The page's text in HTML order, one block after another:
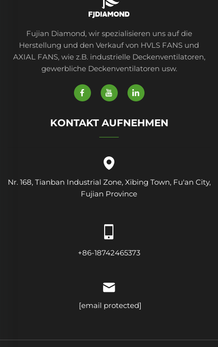
Fujian Diamond, wir spezialisieren uns auf die
Herstellung und den Verkauf von HVLS FANS und
AXIAL FANS, wie z.B. industrielle Deckenventilatoren,
gewerbliche Deckenventilatoren usw.
KONTAKT AUFNEHMEN
Nr. 168, Tianban Industrial Zone, Xibing Town, Fu'an City,
Fujian Province
+86-18742465373
[email protected]